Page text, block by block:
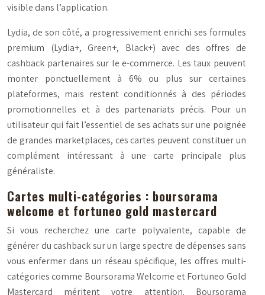
visible dans l’application.
Lydia, de son côté, a progressivement enrichi ses formules
premium (Lydia+, Green+, Black+) avec des offres de
cashback partenaires sur le e-commerce. Les taux peuvent
monter ponctuellement à 6% ou plus sur certaines
plateformes, mais restent conditionnés à des périodes
promotionnelles et à des partenariats précis. Pour un
utilisateur qui fait l’essentiel de ses achats sur une poignée
de grandes marketplaces, ces cartes peuvent constituer un
complément intéressant à une carte principale plus
généraliste.
Cartes multi-catégories : boursorama
welcome et fortuneo gold mastercard
Si vous recherchez une carte polyvalente, capable de
générer du cashback sur un large spectre de dépenses sans
vous enfermer dans un réseau spécifique, les offres multi-
catégories comme Boursorama Welcome et Fortuneo Gold
Mastercard méritent votre attention. Boursorama